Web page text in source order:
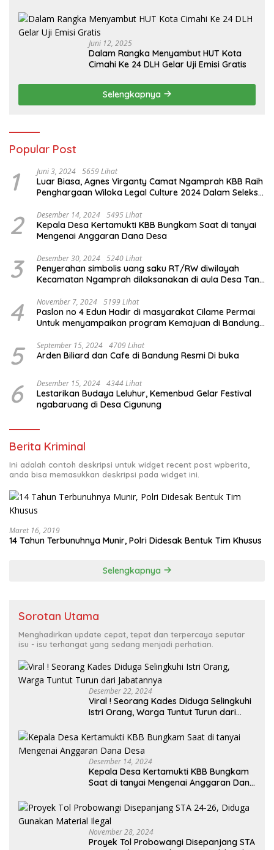
Juni 12, 2025
Dalam Rangka Menyambut HUT Kota
Cimahi Ke 24 DLH Gelar Uji Emisi Gratis
Selengkapnya
Popular Post
1 Juni 3, 2024 5659 Lihat
Luar Biasa, Agnes Virganty Camat Ngamprah KBB Raih
Penghargaan Wiloka Legal Culture 2024 Dalam Seleksi
2 Desember 14, 2024 5495 Lihat
Kepala Desa Kertamukti KBB Bungkam Saat di tanyai
Mengenai Anggaran Dana Desa
3 Desember 30, 2024 5240 Lihat
Penyerahan simbolis uang saku RT/RW diwilayah
Kecamatan Ngamprah dilaksanakan di aula Desa Tani
4 November 7, 2024 5199 Lihat
Paslon no 4 Edun Hadir di masyarakat Cilame Permai
Untuk menyampaikan program Kemajuan di Bandung
5 September 15, 2024 4709 Lihat
Arden Biliard dan Cafe di Bandung Resmi Di buka
6 Desember 15, 2024 4344 Lihat
Lestarikan Budaya Leluhur, Kemenbud Gelar Festival
ngabaruang di Desa Cigunung
Berita Kriminal
Ini adalah contoh deskripsi untuk widget recent post wpberita,
anda bisa memasukkan deskripsi pada widget ini.
Maret 16, 2019
14 Tahun Terbunuhnya Munir, Polri Didesak Bentuk Tim Khusus
Selengkapnya
Sorotan Utama
Menghadirkan update cepat, tepat dan terpercaya seputar
isu - isu terhangat yang sedang menjadi perhatian.
Desember 22, 2024
Viral ! Seorang Kades Diduga Selingkuhi
Istri Orang, Warga Tuntut Turun dari
Desember 14, 2024
Kepala Desa Kertamukti KBB Bungkam
Saat di tanyai Mengenai Anggaran Dana
November 28, 2024
Proyek Tol Probowangi Disepanjang STA